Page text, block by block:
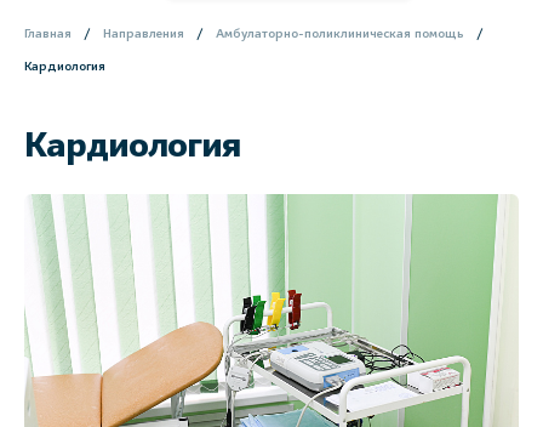
Главная Направления Амбулаторно-поликлиническая помощь
Кардиология
Кардиология